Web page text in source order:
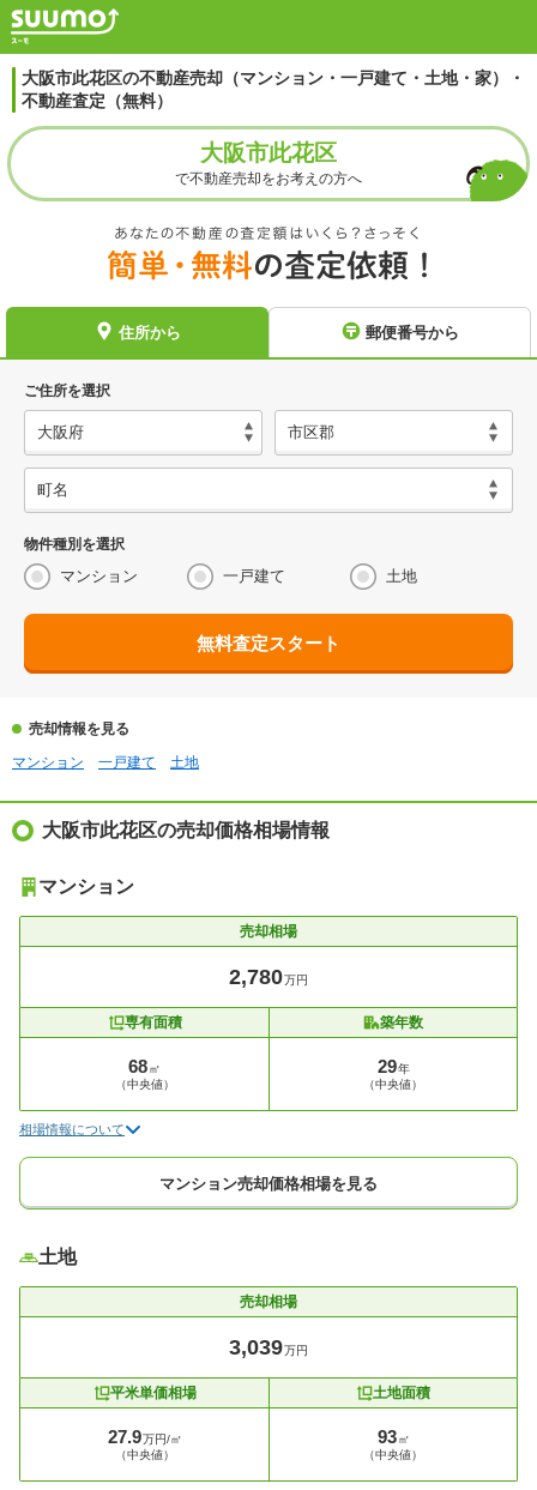
大阪市此花区の不動産売却（マンション・一戸建て・土地・家）・
不動産査定（無料）
大阪市此花区
で不動産売却をお考えの方へ
住所から 郵便番号から
ご住所を選択
物件種別を選択
マンション 一戸建て 土地
無料査定スタート
売却情報を見る
マンション
一戸建て 土地
大阪市此花区の売却価格相場情報
マンション
売却相場
2,780万円
専有面積
68㎡
（中央値）
築年数
29年
（中央値）
相場情報について
マンション売却価格相場を見る
土地
売却相場
3,039万円
平米単価相場
27.9万円/㎡
（中央値）
土地面積
93 ㎡
（中央値）